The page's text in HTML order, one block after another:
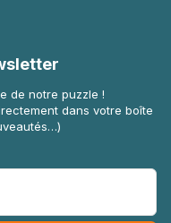
de notre puzzle !
dans votre boîte